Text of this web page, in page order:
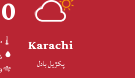
Karachi
پکڙيل بادل